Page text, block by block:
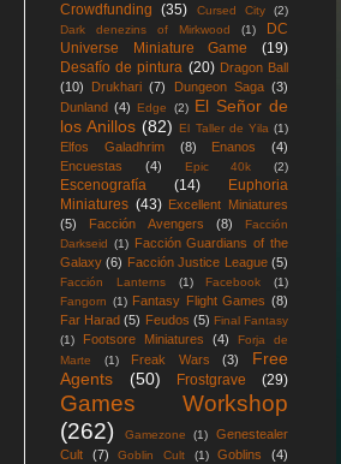
Crowdfunding (35) Cursed City
(2)
Dark denezins of Mirkwood
(1)
DC
Universe Miniature Game
(19)
Desafío de pintura (20) Dragon Ball
(10)
Drukhari (7) Dungeon Saga (3)
Dunland (4) Edge (2) El Señor de
los Anillos (82) El Taller de Yila (1)
Elfos Galadhrim (8) Enanos
(4)
Encuestas
(4) Epic 40k (2)
Escenografía (14)
Euphoria
Miniatures (43) Excellent Miniatures
(5)
Facción Avengers (8)
Facción
Darkseid (1) Facción Guardians of the
Galaxy (6) Facción Justice League (5)
Facción Lanterns (1) Facebook
(1)
Fangorn (1) Fantasy Flight Games (8)
Far Harad (5) Feudos (5) Final Fantasy
(1)
Footsore Miniatures (4)
Forja de
Marte
(1) Freak Wars (3)
Free
Agents
(50) Frostgrave (29)
Games Workshop
(262)
Gamezone (1)
Genestealer
Cult
(7) Goblin Cult (1) Goblins (4)